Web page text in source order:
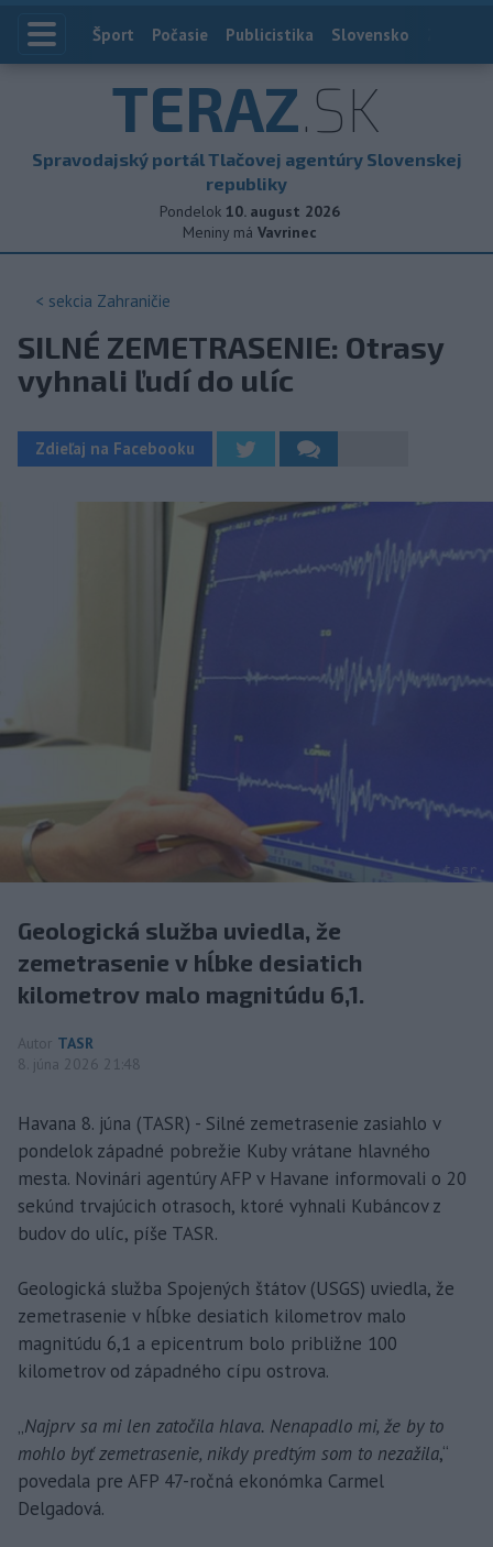
Index
Šport Počasie Publicistika Slovensko
TERAZ.SK
Spravodajský portál Tlačovej agentúry Slovenskej
republiky
Pondelok 10. august 2026
Meniny má Vavrinec
< sekcia Zahraničie
SILNÉ ZEMETRASENIE: Otrasy
vyhnali ľudí do ulíc
Zdieľaj na Facebooku
Geologická služba uviedla, že
zemetrasenie v hĺbke desiatich
kilometrov malo magnitúdu 6,1.
Autor TASR
8. júna 2026 21:48
Havana 8. júna (TASR) - Silné zemetrasenie zasiahlo v
pondelok západné pobrežie Kuby vrátane hlavného
mesta. Novinári agentúry AFP v Havane informovali o 20
sekúnd trvajúcich otrasoch, ktoré vyhnali Kubáncov z
budov do ulíc, píše TASR.
Geologická služba Spojených štátov (USGS) uviedla, že
zemetrasenie v hĺbke desiatich kilometrov malo
magnitúdu 6,1 a epicentrum bolo približne 100
kilometrov od západného cípu ostrova.
„Najprv sa mi len zatočila hlava. Nenapadlo mi, že by to
mohlo byť zemetrasenie, nikdy predtým som to nezažila,“
povedala pre AFP 47-ročná ekonómka Carmel
Delgadová.